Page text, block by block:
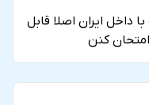
ایران اصلا قابل
کنن